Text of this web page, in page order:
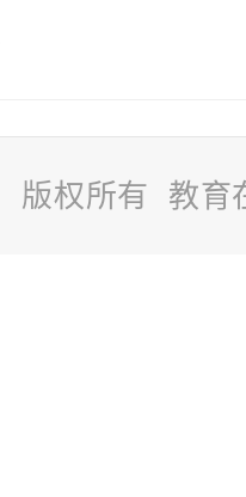
版权所有 教育